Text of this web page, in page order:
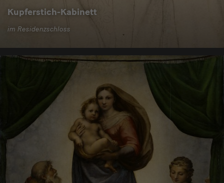
Kupferstich-Kabinett
im Residenzschloss